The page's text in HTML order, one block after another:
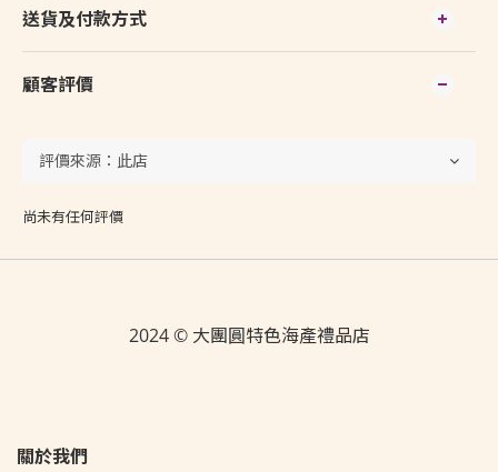
送貨及付款方式
顧客評價
尚未有任何評價
2024 © 大團圓特色海產禮品店
關於我們